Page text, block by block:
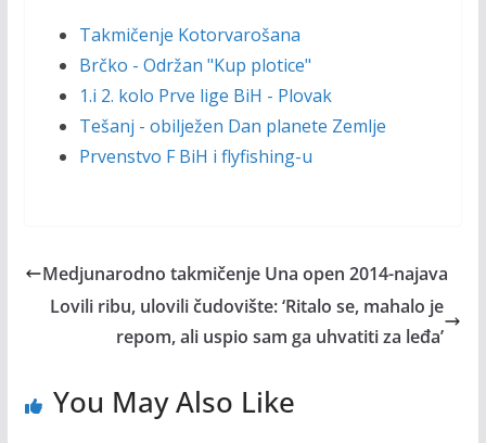
Takmičenje Kotorvarošana
Brčko - Održan "Kup plotice"
1.i 2. kolo Prve lige BiH - Plovak
Tešanj - obilježen Dan planete Zemlje
Prvenstvo F BiH i flyfishing-u
Medjunarodno takmičenje Una open 2014-najava
Lovili ribu, ulovili čudovište: ‘Ritalo se, mahalo je
repom, ali uspio sam ga uhvatiti za leđa’
You May Also Like